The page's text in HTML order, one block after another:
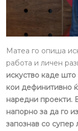
Матеа го опиша
работа и личен
искуство каде
кои дефинитивно
наредни проекти.
напорно за да го
запознав со супер